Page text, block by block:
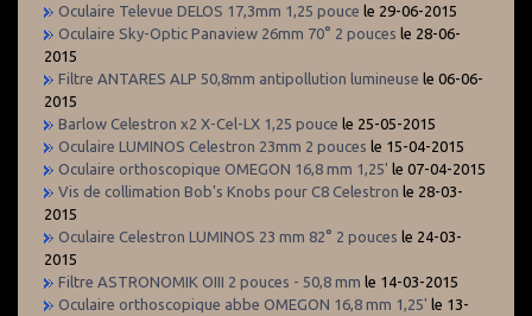
Oculaire Televue DELOS 17,3mm 1,25 pouce le 29-06-2015
Oculaire Sky-Optic Panaview 26mm 70° 2 pouces le 28-06-
2015
Filtre ANTARES ALP 50,8mm antipollution lumineuse le 06-06-
2015
Barlow Celestron x2 X-Cel-LX 1,25 pouce le 25-05-2015
Oculaire LUMINOS Celestron 23mm 2 pouces le 15-04-2015
Oculaire orthoscopique OMEGON 16,8 mm 1,25' le 07-04-2015
Vis de collimation Bob's Knobs pour C8 Celestron le 28-03-
2015
Oculaire Celestron LUMINOS 23 mm 82° 2 pouces le 24-03-
2015
Filtre ASTRONOMIK OIII 2 pouces - 50,8 mm le 14-03-2015
Oculaire orthoscopique abbe OMEGON 16,8 mm 1,25' le 13-